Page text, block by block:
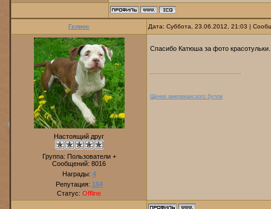
Гелиос Дата: Суббота, 23.06.2012, 21:03 |
Настоящий друг
Группа: Пользователи +
Сообщений: 8016
Награды: 4
Репутация: 154
Статус: Offline
Спасибо Катюша за фото
Щенки американского булли